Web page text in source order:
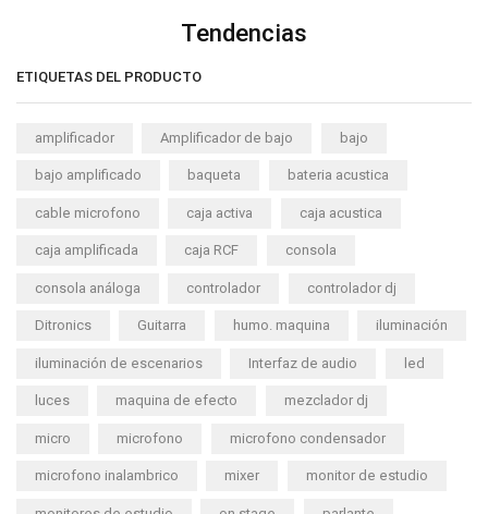
Tendencias
ETIQUETAS DEL PRODUCTO
amplificador Amplificador de bajo bajo
bajo amplificado baqueta bateria acustica
cable microfono caja activa caja acustica
caja amplificada caja RCF consola
consola análoga controlador controlador dj
Ditronics Guitarra humo. maquina iluminación
iluminación de escenarios Interfaz de audio led
luces maquina de efecto mezclador dj
micro microfono microfono condensador
microfono inalambrico mixer monitor de estudio